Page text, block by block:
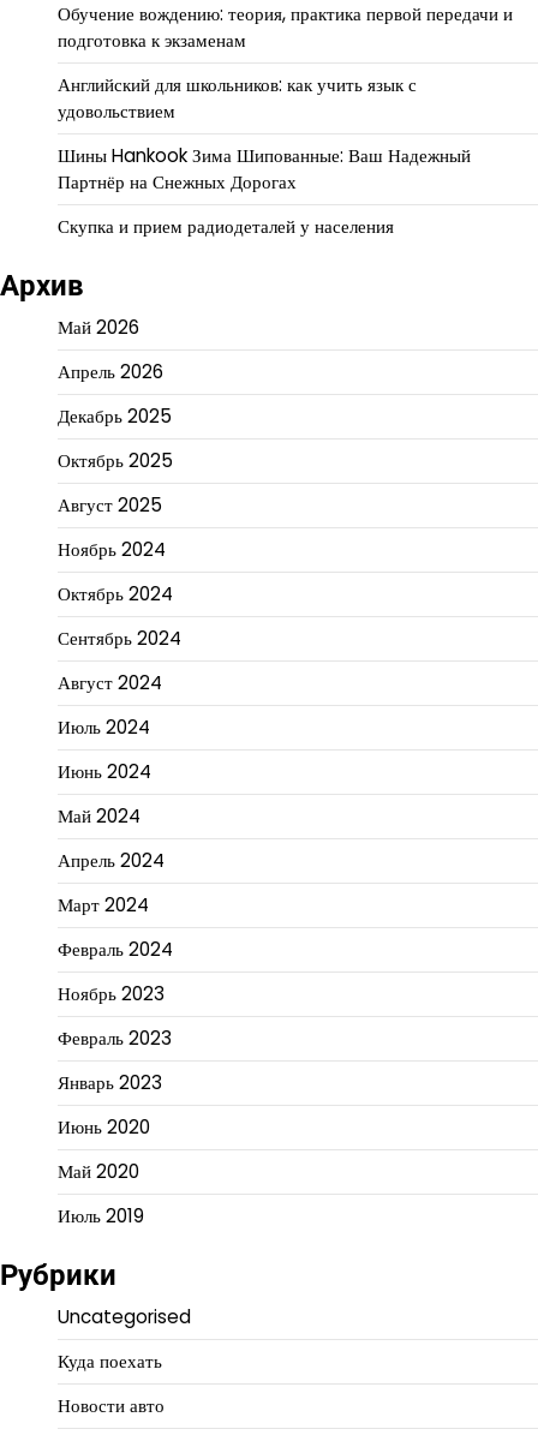
Обучение вождению: теория, практика первой передачи и
подготовка к экзаменам
Английский для школьников: как учить язык с
удовольствием
Шины Hankook Зима Шипованные: Ваш Надежный
Партнёр на Снежных Дорогах
Скупка и прием радиодеталей у населения
Архив
Май 2026
Апрель 2026
Декабрь 2025
Октябрь 2025
Август 2025
Ноябрь 2024
Октябрь 2024
Сентябрь 2024
Август 2024
Июль 2024
Июнь 2024
Май 2024
Апрель 2024
Март 2024
Февраль 2024
Ноябрь 2023
Февраль 2023
Январь 2023
Июнь 2020
Май 2020
Июль 2019
Рубрики
Uncategorised
Куда поехать
Новости авто